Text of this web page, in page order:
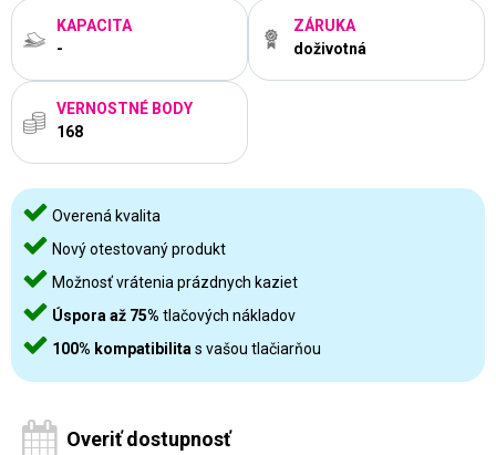
KAPACITA
-
ZÁRUKA
doživotná
VERNOSTNÉ BODY
168
Overená kvalita
Nový otestovaný produkt
Možnosť vrátenia prázdnych kaziet
Úspora až 75% tlačových nákladov
100% kompatibilita s vašou tlačiarňou
Overiť dostupnosť